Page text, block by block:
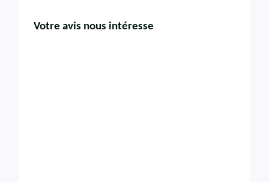
Votre avis nous intéresse